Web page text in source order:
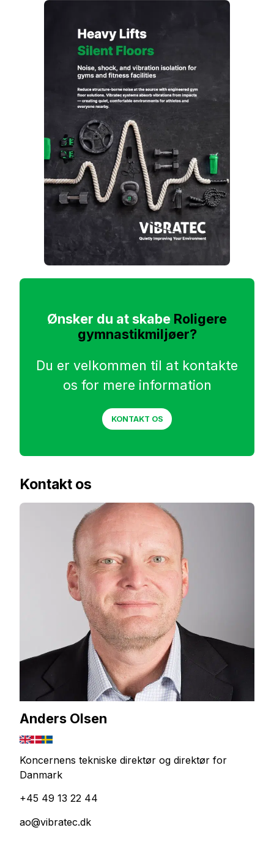
Ønsker du at skabe Roligere
gymnastikmiljøer?
Du er velkommen til at kontakte
os for mere information
KONTAKT OS
Kontakt os
Anders Olsen
Koncernens tekniske direktør og direktør for
Danmark
+45 49 13 22 44
ao@vibratec.dk